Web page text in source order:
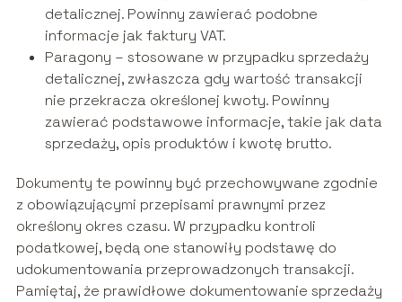
detalicznej. Powinny zawierać podobne
informacje jak faktury VAT.
Paragony – stosowane w przypadku sprzedaży
detalicznej, zwłaszcza gdy wartość transakcji
nie przekracza określonej kwoty. Powinny
zawierać podstawowe informacje, takie jak data
sprzedaży, opis produktów i kwotę brutto.
Dokumenty te powinny być przechowywane zgodnie
z obowiązującymi przepisami prawnymi przez
określony okres czasu. W przypadku kontroli
podatkowej, będą one stanowiły podstawę do
udokumentowania przeprowadzonych transakcji.
Pamiętaj, że prawidłowe dokumentowanie sprzedaży